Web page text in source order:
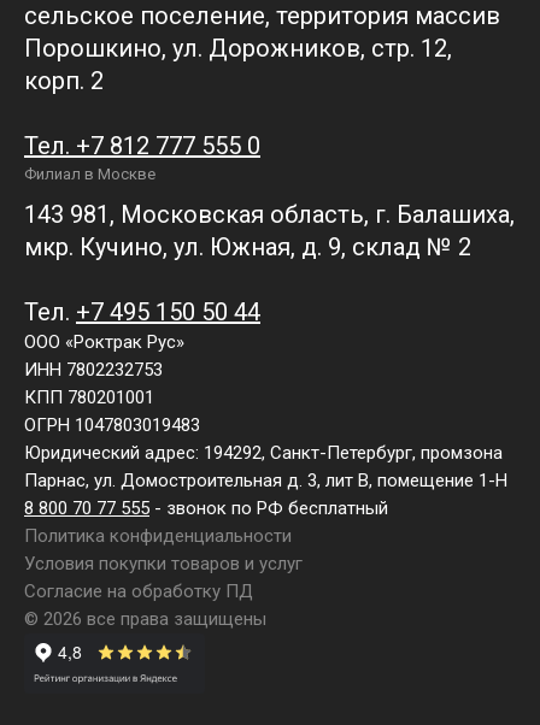
сельское поселение, территория массив
Порошкино, ул. Дорожников, стр. 12,
корп. 2
Тел. +7 812 777 555 0
Филиал в Москве
143 981, Московская область, г. Балашиха,
мкр. Кучино, ул. Южная, д. 9, склад № 2
Тел. +7 495 150 50 44
ООО «Роктрак Рус»
ИНН 7802232753
КПП 780201001
ОГРН 1047803019483
Юридический адрес: 194292, Санкт-Петербург, промзона
Парнас, ул. Домостроительная д. 3, лит В, помещение 1-Н
8 800 70 77 555 - звонок по РФ бесплатный
Политика конфиденциальности
Условия покупки товаров и услуг
Согласие на обработку ПД
© 2026 все права защищены